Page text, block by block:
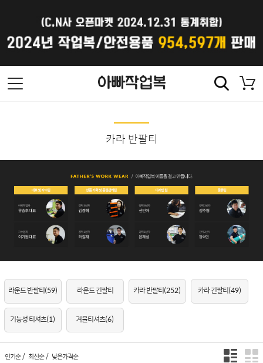
카라 반팔티
라운드 반팔티(59) 라운드 긴팔티 카라 반팔티(252) 카라 긴팔티(49)
기능성 티셔츠(1) 겨울티셔츠(6)
인기순/ 최신순/ 낮은가격순